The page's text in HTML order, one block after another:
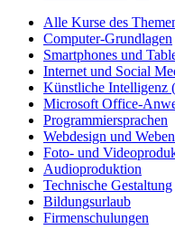
Alle Kurse des
Computer-Grundlagen
Smartphones und
Internet und Social
Künstliche Intelligenz
Microsoft Office-
Programmiersprachen
Webdesign und
Foto- und
Audioproduktion
Technische Gestaltung
Bildungsurlaub
Firmenschulungen